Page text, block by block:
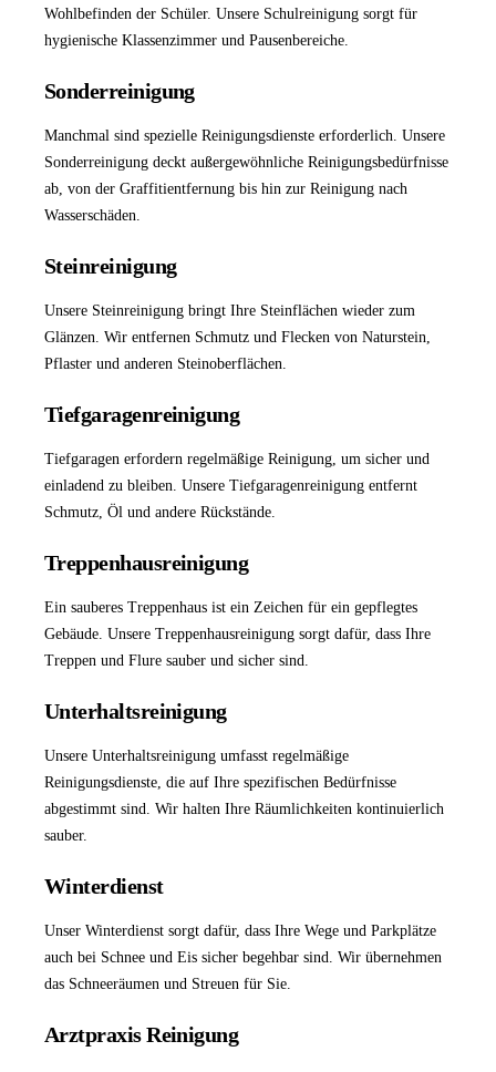
Wohlbefinden der Schüler. Unsere Schulreinigung sorgt für
hygienische Klassenzimmer und Pausenbereiche.
Sonderreinigung
Manchmal sind spezielle Reinigungsdienste erforderlich. Unsere
Sonderreinigung deckt außergewöhnliche Reinigungsbedürfnisse
ab, von der Graffitientfernung bis hin zur Reinigung nach
Wasserschäden.
Steinreinigung
Unsere Steinreinigung bringt Ihre Steinflächen wieder zum
Glänzen. Wir entfernen Schmutz und Flecken von Naturstein,
Pflaster und anderen Steinoberflächen.
Tiefgaragenreinigung
Tiefgaragen erfordern regelmäßige Reinigung, um sicher und
einladend zu bleiben. Unsere Tiefgaragenreinigung entfernt
Schmutz, Öl und andere Rückstände.
Treppenhausreinigung
Ein sauberes Treppenhaus ist ein Zeichen für ein gepflegtes
Gebäude. Unsere Treppenhausreinigung sorgt dafür, dass Ihre
Treppen und Flure sauber und sicher sind.
Unterhaltsreinigung
Unsere Unterhaltsreinigung umfasst regelmäßige
Reinigungsdienste, die auf Ihre spezifischen Bedürfnisse
abgestimmt sind. Wir halten Ihre Räumlichkeiten kontinuierlich
sauber.
Winterdienst
Unser Winterdienst sorgt dafür, dass Ihre Wege und Parkplätze
auch bei Schnee und Eis sicher begehbar sind. Wir übernehmen
das Schneeräumen und Streuen für Sie.
Arztpraxis Reinigung